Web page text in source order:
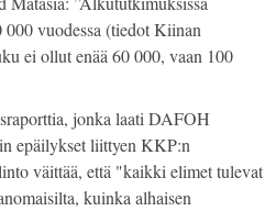
vuodessa (tiedot Kiinan
ei ollut enää 60 000, vaan 100
jonka laati DAFOH
epäilykset liittyen KKP:n
väittää, että "kaikki elimet tulevat
kuinka alhaisen